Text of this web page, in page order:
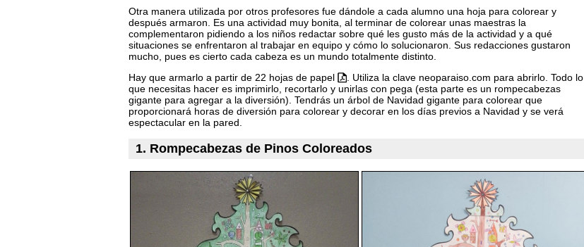
Otra manera utilizada por otros profesores fue dándole a cada alumno una hoja para colorear y
después armaron. Es una actividad muy bonita, al terminar de colorear unas maestras la
complementaron pidiendo a los niños redactar sobre qué les gusto más de la actividad y a qué
situaciones se enfrentaron al trabajar en equipo y cómo lo solucionaron. Sus redacciones gustaron
mucho, pues es cierto cada cabeza es un mundo totalmente distinto.
Hay que armarlo a partir de 22 hojas de papel
. Utiliza la clave neoparaiso.com para abrirlo. Todo lo
que necesitas hacer es imprimirlo, recortarlo y unirlas con pega (esta parte es un rompecabezas
gigante para agregar a la diversión). Tendrás un árbol de Navidad gigante para colorear que
proporcionará horas de diversión para colorear y decorar en los días previos a Navidad y se verá
espectacular en la pared.
1. Rompecabezas de Pinos Coloreados